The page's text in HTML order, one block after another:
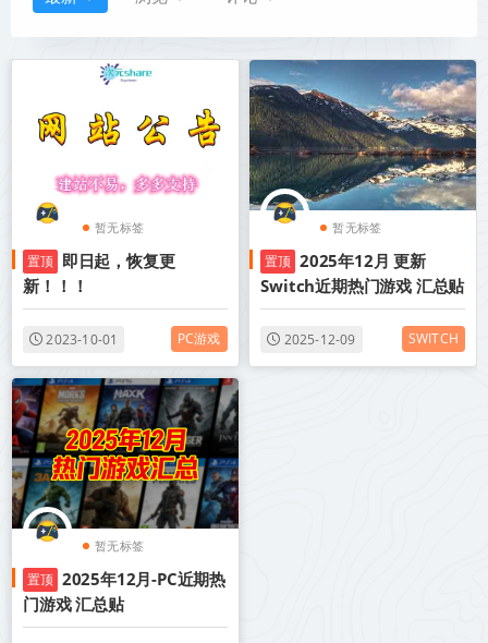
暂无标签
置顶 即日起，恢复更
新！！！
2023-10-01 PC游戏
暂无标签
置顶 2025年12月 更新
Switch近期热门游戏 汇总贴
2025-12-09 SWITCH
暂无标签
置顶 2025年12月-PC近期热
门游戏 汇总贴